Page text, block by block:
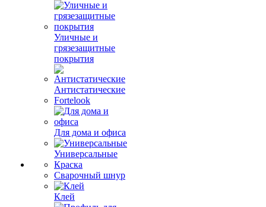
Уличные и
грязезащитные
покрытия
Антистатические
Fortelook
Для дома и офиса
Универсальные
Краска
Сварочный шнур
Клей